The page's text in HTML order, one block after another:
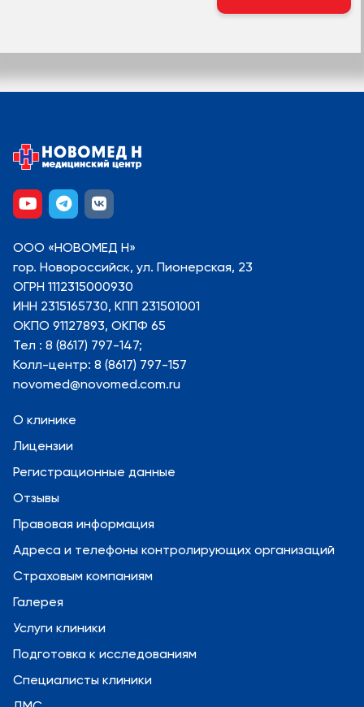
ООО «НОВОМЕД Н»
гор. Новороссийск, ул. Пионерская, 23
ОГРН 1112315000930
ИНН 2315165730, КПП 231501001
ОКПО 91127893, ОКПФ 65
Тел : 8 (8617) 797-147;
Колл-центр: 8 (8617) 797-157
novomed@novomed.com.ru
О клинике
Лицензии
Регистрационные данные
Отзывы
Правовая информация
Адреса и телефоны контролирующих организаций
Страховым компаниям
Галерея
Услуги клиники
Подготовка к исследованиям
Специалисты клиники